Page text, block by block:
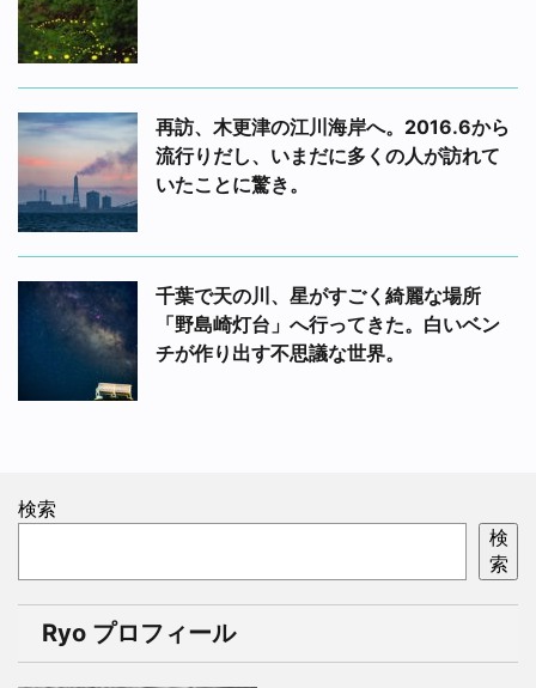
再訪、木更津の江川海岸へ。2016.6から
流行りだし、いまだに多くの人が訪れて
いたことに驚き。
千葉で天の川、星がすごく綺麗な場所
「野島崎灯台」へ行ってきた。白いベン
チが作り出す不思議な世界。
検索
検
索
Ryo プロフィール